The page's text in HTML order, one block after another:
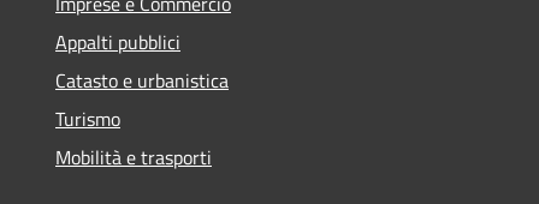
Appalti pubblici
Catasto e urbanistica
Turismo
Mobilità e trasporti